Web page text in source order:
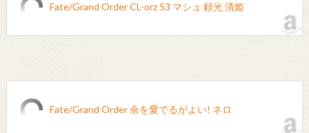
Fate/Grand Order CL-orz 53 マシュ 頼光 清姫
Fate/Grand Order 余を愛でるがよい! ネロ